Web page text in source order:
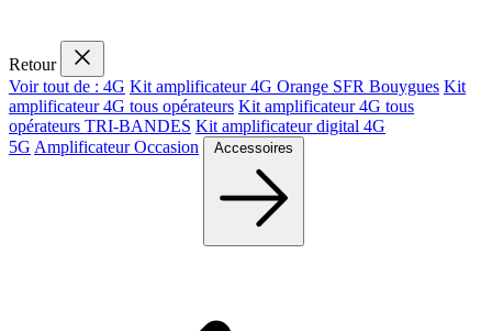
Retour
Voir tout de : 4G Kit amplificateur 4G Orange SFR Bouygues Kit
amplificateur 4G tous opérateurs Kit amplificateur 4G tous
opérateurs TRI-BANDES Kit amplificateur digital 4G
5G Amplificateur Occasion Accessoires